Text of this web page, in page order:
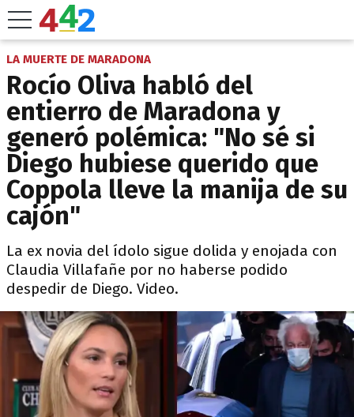
LA MUERTE DE MARADONA
Rocío Oliva habló del
entierro de Maradona y
generó polémica: "No sé si
Diego hubiese querido que
Coppola lleve la manija de su
cajón"
La ex novia del ídolo sigue dolida y enojada con
Claudia Villafañe por no haberse podido
despedir de Diego. Video.